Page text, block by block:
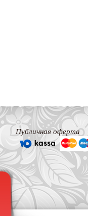
Публичная оферта